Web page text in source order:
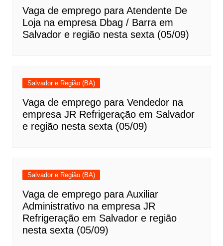
Vaga de emprego para Atendente De
Loja na empresa Dbag / Barra em
Salvador e região nesta sexta (05/09)
Salvador e Região (BA)
Vaga de emprego para Vendedor na
empresa JR Refrigeração em Salvador
e região nesta sexta (05/09)
Salvador e Região (BA)
Vaga de emprego para Auxiliar
Administrativo na empresa JR
Refrigeração em Salvador e região
nesta sexta (05/09)